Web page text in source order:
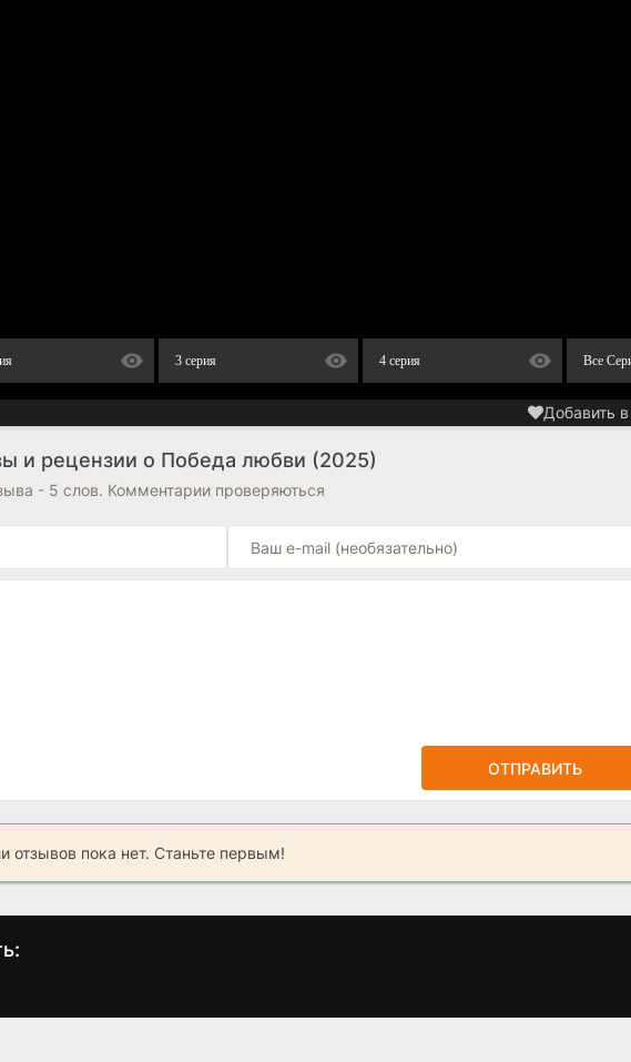
3 серия 4 серия Все
Добавить
и рецензии о Победа любви (2025)
- 5 слов. Комментарии проверяються
ОТПРАВИТЬ
отзывов пока нет. Станьте первым!